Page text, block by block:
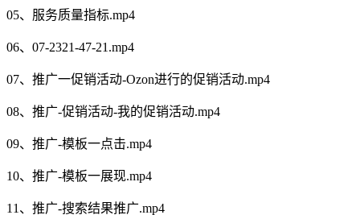
05、服务质量指标.mp4
06、07-2321-47-21.mp4
07、推广一促销活动-Ozon进行的促销活动.mp4
08、推广-促销活动-我的促销活动.mp4
09、推广-模板一点击.mp4
10、推广-模板一展现.mp4
11、推广-搜索结果推广.mp4